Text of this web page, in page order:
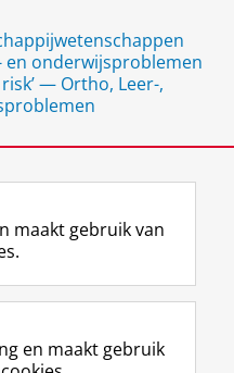
en onderwijsproblemen
— Ortho, Leer-,
F
a
e
L
i
k
R
S
-
I
n
t
Y
o
T
maakt gebruik van
en maakt gebruik